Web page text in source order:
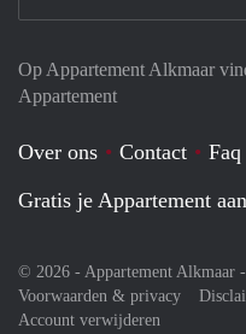
Op Appartement Alkmaar
Appartement
Over ons Contact Faq
Gratis je Appartement
© 2026 - Appartement Alkmaar
Voorwaarden & privacy
Account verwijderen